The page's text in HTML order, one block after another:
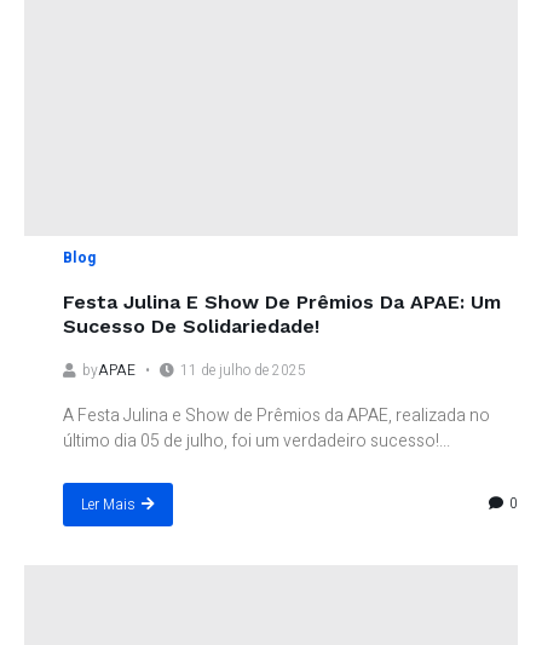
Blog
Festa Julina E Show De Prêmios Da APAE: Um
Sucesso De Solidariedade!
byAPAE 11 de julho de 2025
A Festa Julina e Show de Prêmios da APAE, realizada no
último dia 05 de julho, foi um verdadeiro sucesso!...
Ler Mais 0